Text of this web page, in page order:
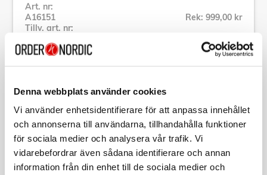
Denna webbplats använder cookies
Vi använder enhetsidentifierare för att anpassa innehållet
och annonserna till användarna, tillhandahålla funktioner
för sociala medier och analysera vår trafik. Vi
vidarebefordrar även sådana identifierare och annan
information från din enhet till de sociala medier och
Art. nr:
A16151
Tillv. art. nr:
Rek: 999,00 kr
Se alla produkter inom Philips
Beskrivning
Art. nr:A16151